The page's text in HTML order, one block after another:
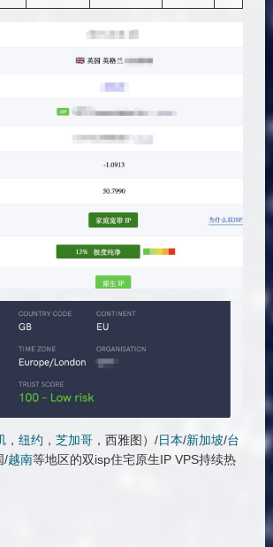
， 纽约 ， 芝加哥，西雅图）/日本/新加坡/台
/越南等地区的双isp住宅原生IP VPS持续热